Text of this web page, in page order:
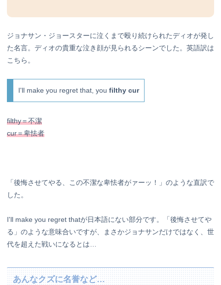
ジョナサン・ジョースターに泣くまで殴り続けられたディオが発し
た名言。ディオの貴重な泣き顔が見られるシーンでした。英語訳は
こちら。
I'll make you regret that, you filthy cur
filthy＝不潔
cur＝卑怯者
「後悔させてやる、この不潔な卑怯者がァーッ！」のような直訳で
した。
I'll make you regret thatが日本語にない部分です。「後悔させてや
る」のような意味合いですが、まさかジョナサンだけではなく、世
代を超えた戦いになるとは…
あんなクズに名誉など…